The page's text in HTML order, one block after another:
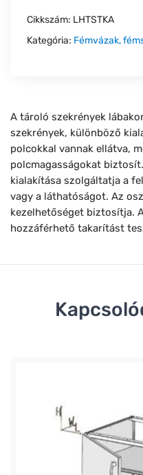
Cikkszám: LHTSTKA
Kategória: Fémvázak,
A tároló szekrények
szekrények, különböző
polcokkal vannak ellátva,
polcmagasságokat
kialakítása szolgáltatja a
vagy a láthatóságot. Az
kezelhetőséget biztosítja.
hozzáférhető takarítást